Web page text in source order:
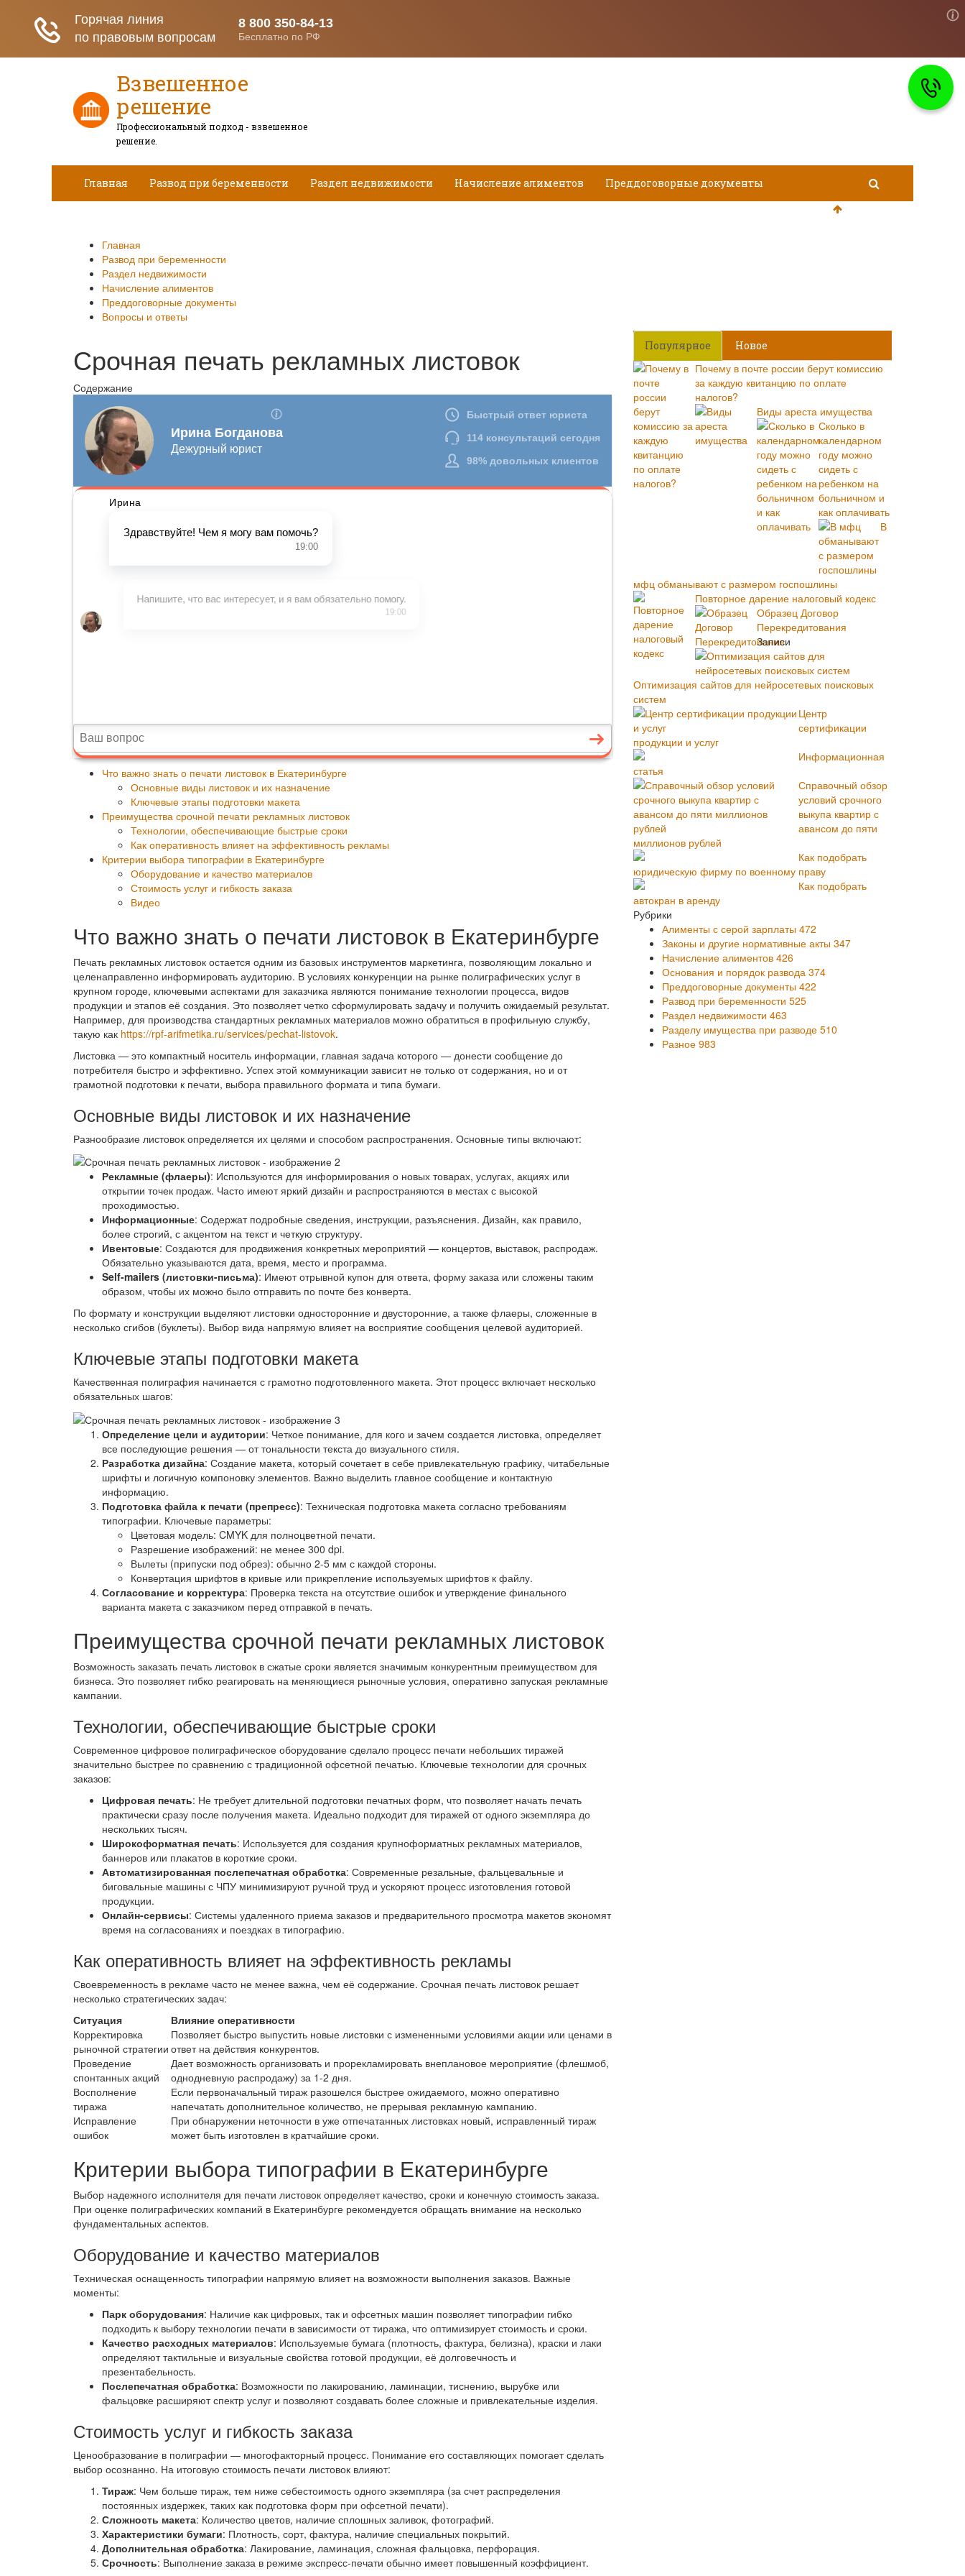
Взвешенное
решение
Профессиональный подход - взвешенное
решение.
Главная Развод при беременности Раздел недвижимости Начисление алиментов Преддоговорные документы
Главная
Развод при беременности
Раздел недвижимости
Начисление алиментов
Преддоговорные документы
Вопросы и ответы
Срочная печать рекламных листовок
Содержание
Что важно знать о печати листовок в Екатеринбурге
Основные виды листовок и их назначение
Ключевые этапы подготовки макета
Преимущества срочной печати рекламных листовок
Технологии, обеспечивающие быстрые сроки
Как оперативность влияет на эффективность рекламы
Критерии выбора типографии в Екатеринбурге
Оборудование и качество материалов
Стоимость услуг и гибкость заказа
Видео
Что важно знать о печати листовок в Екатеринбурге
Печать рекламных листовок остается одним из базовых инструментов маркетинга, позволяющим локально и
целенаправленно информировать аудиторию. В условиях конкуренции на рынке полиграфических услуг в
крупном городе, ключевыми аспектами для заказчика являются понимание технологии процесса, видов
продукции и этапов её создания. Это позволяет четко сформулировать задачу и получить ожидаемый результат.
Например, для производства стандартных рекламных материалов можно обратиться в профильную службу,
такую как https://rpf-arifmetika.ru/services/pechat-listovok.
Листовка — это компактный носитель информации, главная задача которого — донести сообщение до
потребителя быстро и эффективно. Успех этой коммуникации зависит не только от содержания, но и от
грамотной подготовки к печати, выбора правильного формата и типа бумаги.
Основные виды листовок и их назначение
Разнообразие листовок определяется их целями и способом распространения. Основные типы включают:
Рекламные (флаеры): Используются для информирования о новых товарах, услугах, акциях или
открытии точек продаж. Часто имеют яркий дизайн и распространяются в местах с высокой
проходимостью.
Информационные: Содержат подробные сведения, инструкции, разъяснения. Дизайн, как правило,
более строгий, с акцентом на текст и четкую структуру.
Ивентовые: Создаются для продвижения конкретных мероприятий — концертов, выставок, распродаж.
Обязательно указываются дата, время, место и программа.
Self-mailers (листовки-письма): Имеют отрывной купон для ответа, форму заказа или сложены таким
образом, чтобы их можно было отправить по почте без конверта.
По формату и конструкции выделяют листовки односторонние и двусторонние, а также флаеры, сложенные в
несколько сгибов (буклеты). Выбор вида напрямую влияет на восприятие сообщения целевой аудиторией.
Ключевые этапы подготовки макета
Качественная полиграфия начинается с грамотно подготовленного макета. Этот процесс включает несколько
обязательных шагов:
Определение цели и аудитории: Четкое понимание, для кого и зачем создается листовка, определяет
все последующие решения — от тональности текста до визуального стиля.
Разработка дизайна: Создание макета, который сочетает в себе привлекательную графику, читабельные
шрифты и логичную компоновку элементов. Важно выделить главное сообщение и контактную
информацию.
Подготовка файла к печати (препресс): Техническая подготовка макета согласно требованиям
типографии. Ключевые параметры:
Цветовая модель: CMYK для полноцветной печати.
Разрешение изображений: не менее 300 dpi.
Вылеты (припуски под обрез): обычно 2-5 мм с каждой стороны.
Конвертация шрифтов в кривые или прикрепление используемых шрифтов к файлу.
Согласование и корректура: Проверка текста на отсутствие ошибок и утверждение финального
варианта макета с заказчиком перед отправкой в печать.
Преимущества срочной печати рекламных листовок
Возможность заказать печать листовок в сжатые сроки является значимым конкурентным преимуществом для
бизнеса. Это позволяет гибко реагировать на меняющиеся рыночные условия, оперативно запуская рекламные
кампании.
Технологии, обеспечивающие быстрые сроки
Современное цифровое полиграфическое оборудование сделало процесс печати небольших тиражей
значительно быстрее по сравнению с традиционной офсетной печатью. Ключевые технологии для срочных
заказов:
Цифровая печать: Не требует длительной подготовки печатных форм, что позволяет начать печать
практически сразу после получения макета. Идеально подходит для тиражей от одного экземпляра до
нескольких тысяч.
Широкоформатная печать: Используется для создания крупноформатных рекламных материалов,
баннеров или плакатов в короткие сроки.
Автоматизированная послепечатная обработка: Современные резальные, фальцевальные и
биговальные машины с ЧПУ минимизируют ручной труд и ускоряют процесс изготовления готовой
продукции.
Онлайн-сервисы: Системы удаленного приема заказов и предварительного просмотра макетов экономят
время на согласованиях и поездках в типографию.
Как оперативность влияет на эффективность рекламы
Своевременность в рекламе часто не менее важна, чем её содержание. Срочная печать листовок решает
несколько стратегических задач:
Ситуация
Влияние оперативности
Корректировка
рыночной стратегии
Позволяет быстро выпустить новые листовки с измененными условиями акции или ценами в
ответ на действия конкурентов.
Проведение
спонтанных акций
Дает возможность организовать и прорекламировать внеплановое мероприятие (флешмоб,
однодневную распродажу) за 1-2 дня.
Восполнение
тиража
Если первоначальный тираж разошелся быстрее ожидаемого, можно оперативно
напечатать дополнительное количество, не прерывая рекламную кампанию.
Исправление
ошибок
При обнаружении неточности в уже отпечатанных листовках новый, исправленный тираж
может быть изготовлен в кратчайшие сроки.
Критерии выбора типографии в Екатеринбурге
Выбор надежного исполнителя для печати листовок определяет качество, сроки и конечную стоимость заказа.
При оценке полиграфических компаний в Екатеринбурге рекомендуется обращать внимание на несколько
фундаментальных аспектов.
Оборудование и качество материалов
Техническая оснащенность типографии напрямую влияет на возможности выполнения заказов. Важные
моменты:
Парк оборудования: Наличие как цифровых, так и офсетных машин позволяет типографии гибко
подходить к выбору технологии печати в зависимости от тиража, что оптимизирует стоимость и сроки.
Качество расходных материалов: Используемые бумага (плотность, фактура, белизна), краски и лаки
определяют тактильные и визуальные свойства готовой продукции, её долговечность и
презентабельность.
Послепечатная обработка: Возможности по лакированию, ламинации, тиснению, вырубке или
фальцовке расширяют спектр услуг и позволяют создавать более сложные и привлекательные изделия.
Стоимость услуг и гибкость заказа
Ценообразование в полиграфии — многофакторный процесс. Понимание его составляющих помогает сделать
выбор осознанно. На итоговую стоимость печати листовок влияют:
Тираж: Чем больше тираж, тем ниже себестоимость одного экземпляра (за счет распределения
постоянных издержек, таких как подготовка форм при офсетной печати).
Сложность макета: Количество цветов, наличие сплошных заливок, фотографий.
Характеристики бумаги: Плотность, сорт, фактура, наличие специальных покрытий.
Дополнительная обработка: Лакирование, ламинация, сложная фальцовка, перфорация.
Срочность: Выполнение заказа в режиме экспресс-печати обычно имеет повышенный коэффициент.
Популярное Новое
Почему в почте россии берут комиссию
за каждую квитанцию по оплате
налогов?
Виды ареста имущества
Сколько в
календарном
году можно
сидеть с
ребенком на
больничном и
как оплачивать
В
мфц обманывают с размером госпошлины
Повторное дарение налоговый кодекс
Образец Договор
Перекредитования
Записи
Оптимизация сайтов для нейросетевых поисковых
систем
Центр
сертификации
продукции и услуг
Информационная
статья
Справочный обзор
условий срочного
выкупа квартир с
авансом до пяти
миллионов рублей
Как подобрать
юридическую фирму по военному праву
Как подобрать
автокран в аренду
Рубрики
Алименты с серой зарплаты 472
Законы и другие нормативные акты 347
Начисление алиментов 426
Основания и порядок развода 374
Преддоговорные документы 422
Развод при беременности 525
Раздел недвижимости 463
Разделу имущества при разводе 510
Разное 983